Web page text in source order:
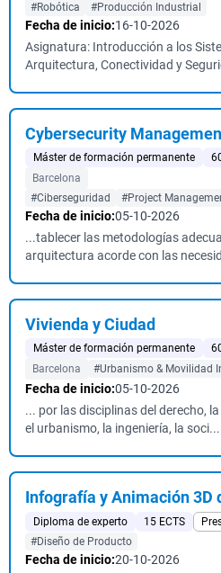
#Robótica #Producción Industrial
Fecha de inicio:16-10-2026
Asignatura: Introducción a los
Arquitectura, Conectividad y
Cybersecurity
Máster de formación permanente
Barcelona
#Ciberseguridad
#Project
Fecha de inicio:05-10-2026
...tablecer las metodologías
arquitectura acorde con las
Vivienda y Ciudad
Máster de formación permanente
Barcelona
#Urbanismo & Movilidad
Fecha de inicio:05-10-2026
... por las disciplinas del derecho,
el urbanismo, la ingeniería, la soci...
Infografía y Animación 3D
Diploma de experto 15 ECTS
#Diseño de Producto
Fecha de inicio:20-10-2026